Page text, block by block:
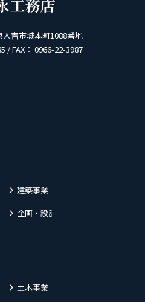
人吉市城本町1088番地
/ FAX： 0966-22-3987
建築事業
企画・設計
土木事業